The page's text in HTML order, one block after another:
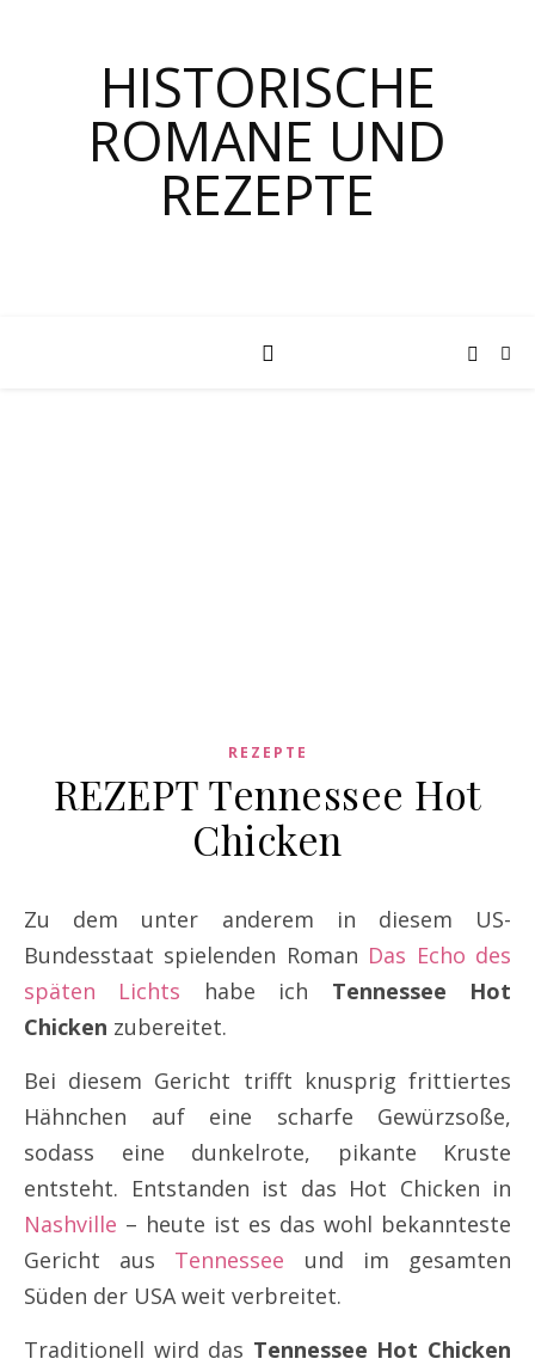
HISTORISCHE
ROMANE UND
REZEPTE
REZEPTE
REZEPT Tennessee Hot
Chicken
Zu dem unter anderem in diesem US-
Bundesstaat spielenden Roman Das Echo des
späten Lichts habe ich Tennessee Hot
Chicken zubereitet.
Bei diesem Gericht trifft knusprig frittiertes
Hähnchen auf eine scharfe Gewürzsoße,
sodass eine dunkelrote, pikante Kruste
entsteht. Entstanden ist das Hot Chicken in
Nashville – heute ist es das wohl bekannteste
Gericht aus Tennessee und im gesamten
Süden der USA weit verbreitet.
Traditionell wird das Tennessee Hot Chicken